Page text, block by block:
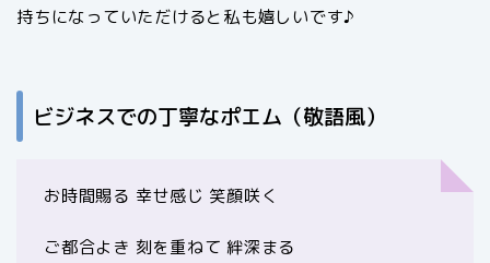
持ちになっていただけると私も嬉しいです♪
ビジネスでの丁寧なポエム（敬語風）
お時間賜る 幸せ感じ 笑顔咲く
ご都合よき 刻を重ねて 絆深まる